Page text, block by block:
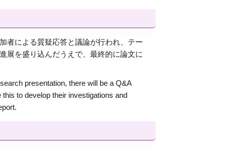
者による質疑応答と議論が行われ、テー
展を盛り込んだうえで、最終的に論文に
presentation, there will be a Q&A
to develop their investigations and